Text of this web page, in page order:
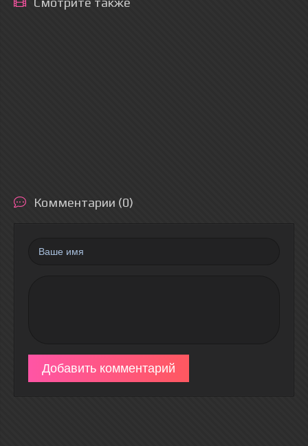
Комментарии (0)
Добавить комментарий